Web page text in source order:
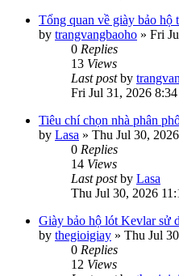
Tổng quan về giày bảo hộ
by trangvangbaoho » Fri
0 Replies
13 Views
Last postby
Fri Jul 31, 2026
Tiêu chí chọn nhà phân
by Lasa » Thu Jul 30,
0 Replies
14 Views
Last postby Lasa
Thu Jul 30, 2026
Giày bảo hộ lót Kevlar sử
by thegioigiay » Thu Jul
0 Replies
12 Views